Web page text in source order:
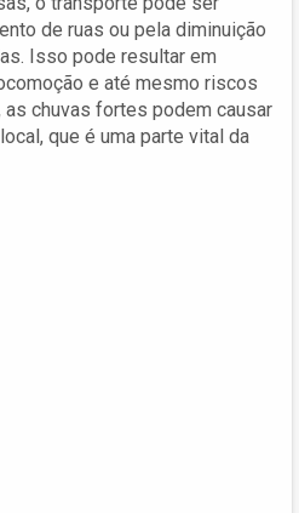
de ruas ou pela diminuição
Isso pode resultar em
e até mesmo riscos
chuvas fortes podem causar
que é uma parte vital da